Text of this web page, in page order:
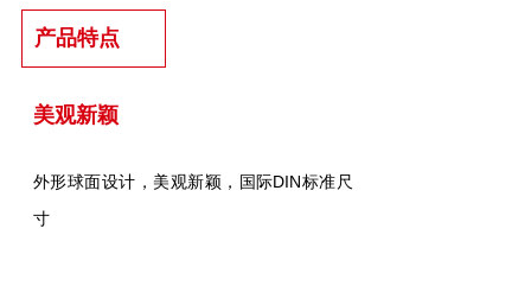
产品特点
美观新颖
外形球面设计，美观新颖，国际DIN标准尺
寸